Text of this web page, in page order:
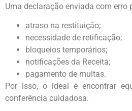
Uma declaração enviada com erro
atraso na restituição;
necessidade de retificação;
bloqueios temporários;
notificações da Receita;
pagamento de multas.
Por isso, o ideal é encontrar
conferência cuidadosa.